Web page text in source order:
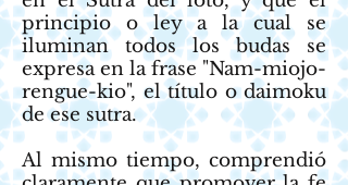
principio o ley a la cual se
iluminan todos los budas se
expresa en la frase "Nam-miojo-
rengue-kio", el título o daimoku
de ese sutra.
Al mismo tiempo, comprendió